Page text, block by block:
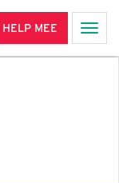
HELP MEE